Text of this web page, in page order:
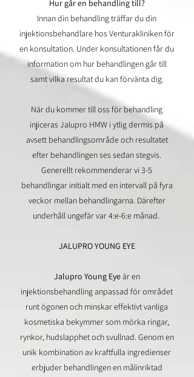
Hur går en behandling till?
Innan din behandling träffar du din
injektionsbehandlare hos Venturakliniken för
en konsultation. Under konsultationen får du
information om hur behandlingen går till
samt vilka resultat du kan förvänta dig.
När du kommer till oss för behandling
injiceras Jalupro HMW i ytlig dermis på
avsett behandlingsområde och resultatet
efter behandlingen ses sedan stegvis.
Generellt rekommenderar vi 3-5
behandlingar initialt med en intervall på fyra
veckor mellan behandlingarna. Därefter
underhåll ungefär var 4:e-6:e månad.
JALUPRO YOUNG EYE
Jalupro Young Eyeär en
injektionsbehandling anpassad för området
runt ögonen och minskar effektivtvanliga
kosmetiska bekymmer som mörka ringar,
rynkor, hudslapphet och svullnad. Genom en
unik kombination av kraftfulla ingredienser
erbjuder behandlingen en målinriktad